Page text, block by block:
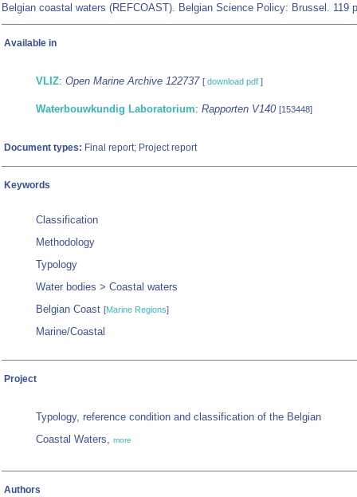
Belgian coastal waters (REFCOAST). Belgian Science Policy: Brussel. 119
Available in
VLIZ: Open Marine Archive 122737 [ download pdf ]
Waterbouwkundig Laboratorium: Rapporten V140 [153448]
Document types: Final report; Project report
Keywords
Classification
Methodology
Typology
Water bodies > Coastal waters
Belgian Coast [Marine Regions]
Marine/Coastal
Project
Typology, reference condition and classification of the Belgian
Coastal Waters, more
Authors